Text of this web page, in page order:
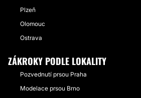
Plzeň
Olomouc
Ostrava
ZÁKROKY PODLE LOKALITY
Pozvednutí prsou Praha
Modelace prsou Brno